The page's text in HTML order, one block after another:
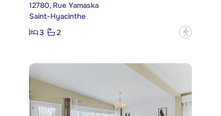
12780, Rue Yamaska
Saint-Hyacinthe
3
2 ?